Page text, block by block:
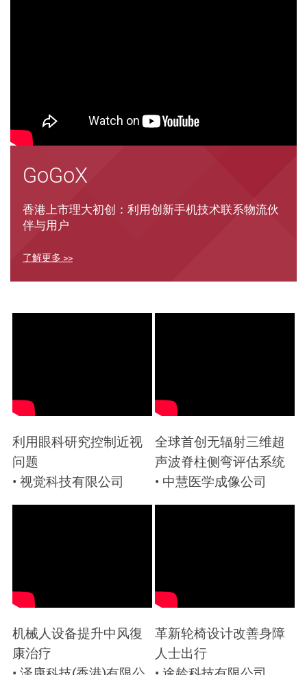
GoGoX
香港上市理大初创：利用创新手机技术联系物流伙
伴与用户
了解更多 >>
利用眼科研究控制近视
问题
• 视觉科技有限公司
全球首创无辐射三维超
声波脊柱侧弯评估系统
• 中慧医学成像公司
机械人设备提升中风復
康治疗
革新轮椅设计改善身障
人士出行